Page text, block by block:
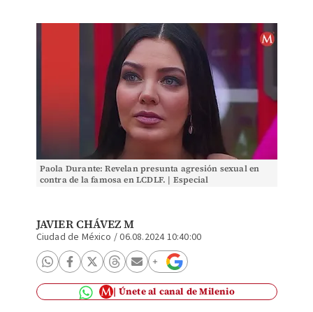
Paola Durante: Revelan presunta agresión sexual en
contra de la famosa en LCDLF. | Especial
JAVIER CHÁVEZ M
Ciudad de México /06.08.2024 10:40:00
Únete al canal de Milenio